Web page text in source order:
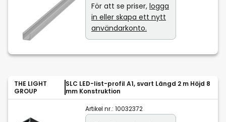
För att se priser, logga
in eller skapa ett nytt
användarkonto.
THE LIGHT
GROUP
SLC LED-list-profil A1, svart Längd 2 m Höjd 8
mm Konstruktion
Artikel nr.: 10032372